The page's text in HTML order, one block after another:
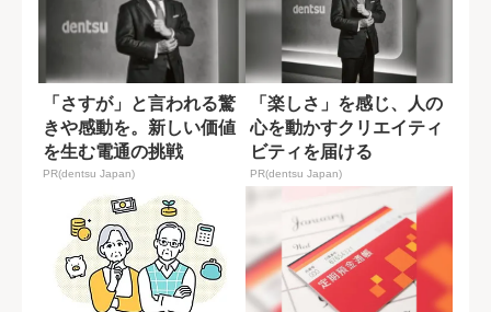
「さすが」と言われる驚
きや感動を。新しい価値
を生む電通の挑戦
PR(dentsu Japan)
「楽しさ」を感じ、人の
心を動かすクリエイティ
ビティを届ける
PR(dentsu Japan)